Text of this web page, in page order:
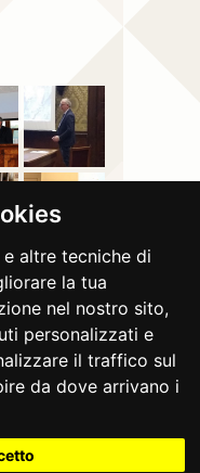
altre tecniche di
la tua
nel nostro sito,
personalizzati e
il traffico sul
da dove arrivano i